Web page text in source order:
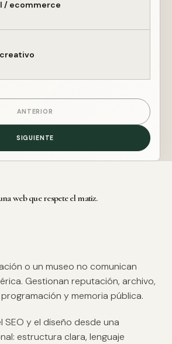
/ ecommerce
ANTERIOR
SIGUIENTE
web que respete el matiz.
o un museo no comunican
Gestionan reputación, archivo,
y memoria pública.
SEO y el diseño desde una
estructura clara, lenguaje